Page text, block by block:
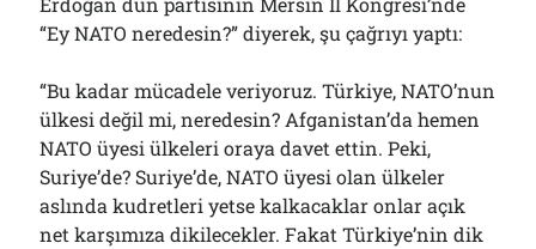
15 Temmuz Soruları… Nasuh Mahruki’nin “Suçu”!..
03/08/2026
Teröristlere G……yle Güldürdünüz”
01/08/2026
Papazın “Komutanı” Ayasofya ve Patrikhane İçin ABD’yi Göreve
Çağırdı!..
31/07/2026
“Ey NATO neredesin?” diyerek, şu çağrıyı yaptı:
“Bu kadar mücadele veriyoruz. Türkiye, NATO’nun
ülkesi değil mi, neredesin? Afganistan’da hemen
NATO üyesi ülkeleri oraya davet ettin. Peki,
Suriye’de? Suriye’de, NATO üyesi olan ülkeler
aslında kudretleri yetse kalkacaklar onlar açık
net karşımıza dikilecekler. Fakat Türkiye’nin dik